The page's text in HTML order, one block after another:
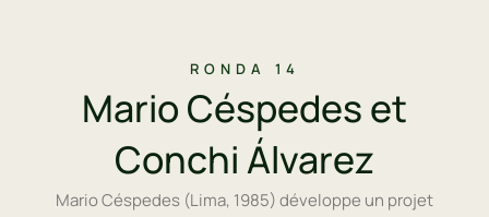
RONDA 14
Mario Céspedes et
Conchi Álvarez
Mario Céspedes (Lima, 1985) développe un projet